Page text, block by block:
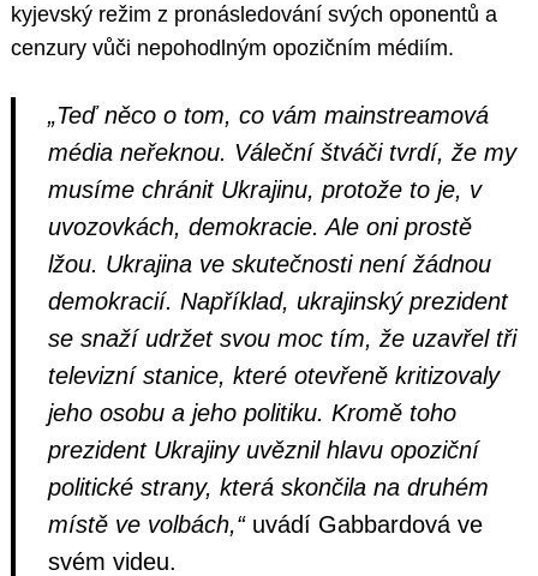
kyjevský režim z pronásledování svých oponentů a
cenzury vůči nepohodlným opozičním médiím.
„Teď něco o tom, co vám mainstreamová
média neřeknou. Váleční štváči tvrdí, že my
musíme chránit Ukrajinu, protože to je, v
uvozovkách, demokracie. Ale oni prostě
lžou. Ukrajina ve skutečnosti není žádnou
demokracií. Například, ukrajinský prezident
se snaží udržet svou moc tím, že uzavřel tři
televizní stanice, které otevřeně kritizovaly
jeho osobu a jeho politiku. Kromě toho
prezident Ukrajiny uvěznil hlavu opoziční
politické strany, která skončila na druhém
místě ve volbách,“uvádí Gabbardová ve
svém videu.